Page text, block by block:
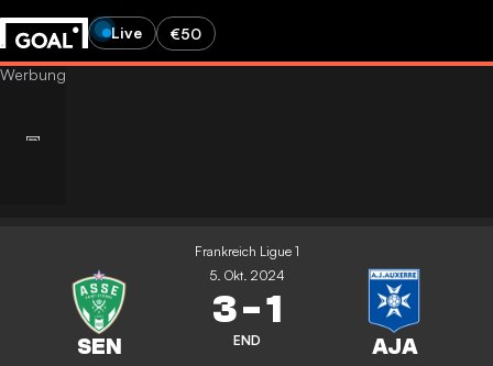
Live €50
Frankreich Ligue 1
5. Okt. 2024
3-1
END